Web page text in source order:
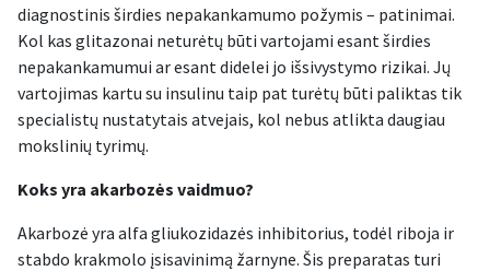
diagnostinis širdies nepakankamumo požymis – patinimai.
Kol kas glitazonai neturėtų būti vartojami esant širdies
nepakankamumui ar esant didelei jo išsivystymo rizikai. Jų
vartojimas kartu su insulinu taip pat turėtų būti paliktas tik
specialistų nustatytais atvejais, kol nebus atlikta daugiau
mokslinių tyrimų.
Koks yra akarbozės vaidmuo?
Akarbozė yra alfa gliukozidazės inhibitorius, todėl riboja ir
stabdo krakmolo įsisavinimą žarnyne. Šis preparatas turi